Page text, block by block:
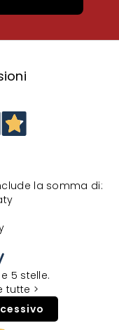
la somma di:
5 stelle.
tutte >